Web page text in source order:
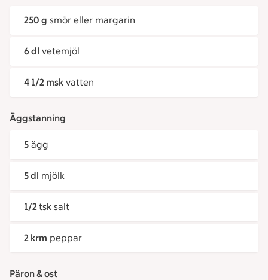
250 g smör eller margarin
6 dl vetemjöl
4 1/2 msk vatten
Äggstanning
5 ägg
5 dl mjölk
1/2 tsk salt
2 krm peppar
Päron & ost